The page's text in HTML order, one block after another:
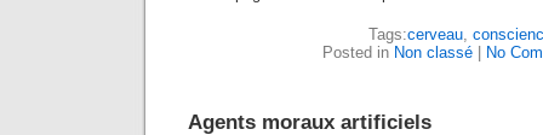
Tags:cerveau
Posted in Non classé| No
Agents moraux artificiels